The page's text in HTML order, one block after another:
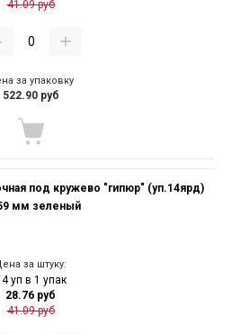
41.09 руб
за упаковку
522.90 руб
под кружево "гипюр" (уп.14ярд)
мм зеленый
за штуку:
уп в 1 упак
28.76 руб
41.09 руб